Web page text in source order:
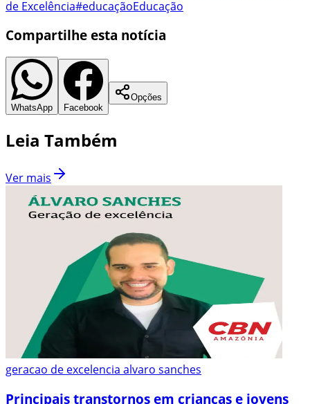
de Excelência#educaçãoEducação
Compartilhe esta notícia
WhatsApp Facebook
Opções
Leia Também
Ver mais
geracao de excelencia alvaro sanches
Principais transtornos em crianças e jovens